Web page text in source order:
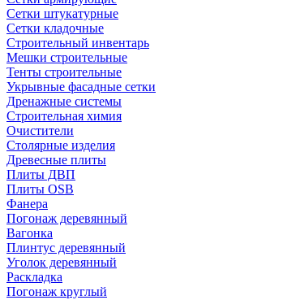
Сетки штукатурные
Сетки кладочные
Строительный инвентарь
Мешки строительные
Тенты строительные
Укрывные фасадные сетки
Дренажные системы
Строительная химия
Очистители
Столярные изделия
Древесные плиты
Плиты ДВП
Плиты OSB
Фанера
Погонаж деревянный
Вагонка
Плинтус деревянный
Уголок деревянный
Раскладка
Погонаж круглый